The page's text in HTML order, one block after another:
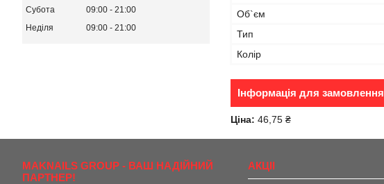
Об`єм
Тип
Колір
Інформація для замовлення
Ціна: 46,75 ₴
Субота
09:00
21:00
Неділя
09:00 21:00
MAKNAILS GROUP - ВАШ НАДІЙНИЙ
ПАРТНЕР!
АКЦІІ